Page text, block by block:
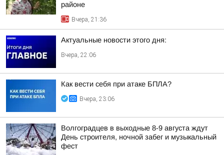
районе
Вчера, 21:36
Актуальные новости этого дня:
Вчера, 22:06
Как вести себя при атаке БПЛА?
Вчера, 23:06
Волгоградцев в выходные 8-9 августа ждут
День строителя, ночной забег и музыкальный
фест